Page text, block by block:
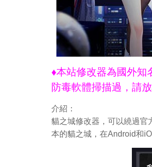
♦本站修改器為國外
防毒軟體掃描過，請
介紹：
貓之城修改器，可以繞過官
本的貓之城，在Android和